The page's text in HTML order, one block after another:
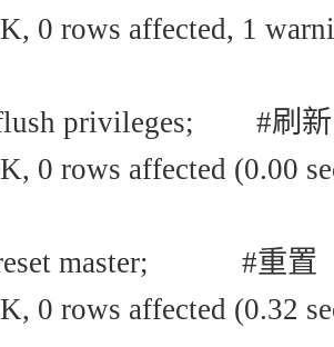
0 rows affected, 1
flush privileges; #刷新
0 rows affected (0.00
reset master; #重置
0 rows affected (0.32